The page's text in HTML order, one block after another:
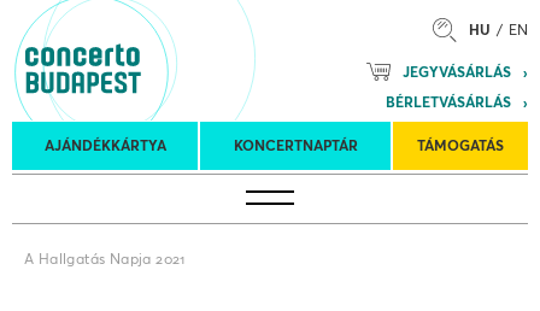
HU EN
JEGYVÁSÁRLÁS
BÉRLETVÁSÁRLÁS
AJÁNDÉKKÁRTYA KONCERTNAPTÁR TÁMOGATÁS
Koncertnaptár
turnék
Kulturális
Program
Felkéréses
koncertek
A Hallgatás Napja 2021